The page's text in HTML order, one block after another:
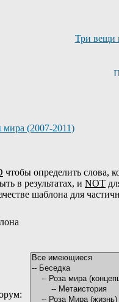
Три вещи
мира (2007-2011)
чтобы определить слова,
в результатах, и NOT
шаблона для